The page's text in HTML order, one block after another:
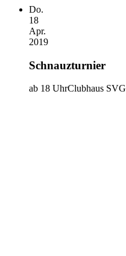
Do.
18
Apr.
2019
Schnauzturnier
ab 18 UhrClubhaus SVG